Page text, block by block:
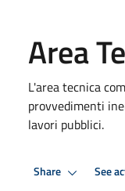
Area
L'area tecnica
provvedimenti
lavori pubblici.
Share See